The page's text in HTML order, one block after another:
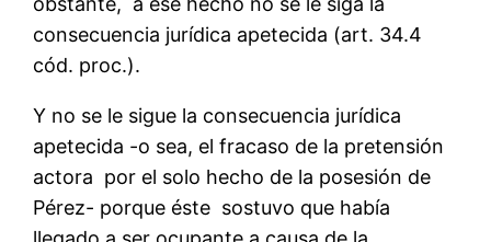
consecuencia jurídica apetecida (art. 34.4
cód. proc.).
Y no se le sigue la consecuencia jurídica
apetecida -o sea, el fracaso de la pretensión
actora por el solo hecho de la posesión de
Pérez- porque éste sostuvo que había